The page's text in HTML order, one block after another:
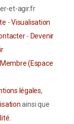
et-agir.fr
-Visualisation
- Devenir
(Espace
légales,
ainsi que
.